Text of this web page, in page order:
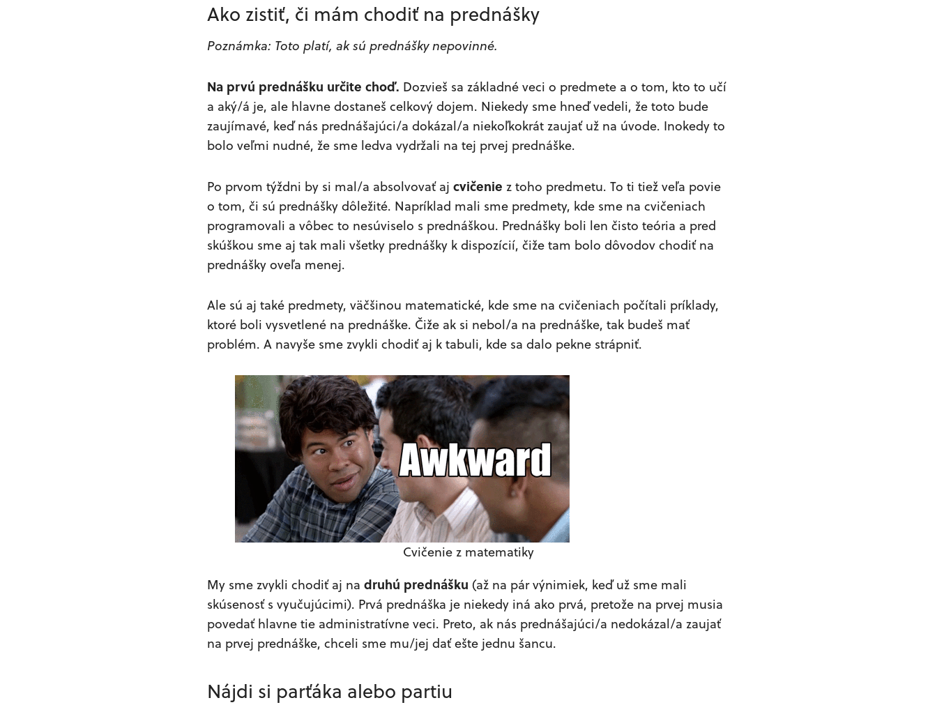
Ako zistiť, či mám chodiť na prednášky
Poznámka: Toto platí, ak sú prednášky nepovinné.
Na prvú prednášku určite choď. Dozvieš sa základné veci o predmete a o tom, kto to učí
a aký/á je, ale hlavne dostaneš celkový dojem. Niekedy sme hneď vedeli, že toto bude
zaujímavé, keď nás prednášajúci/a dokázal/a niekoľkokrát zaujať už na úvode. Inokedy to
bolo veľmi nudné, že sme ledva vydržali na tej prvej prednáške.
Po prvom týždni by si mal/a absolvovať aj cvičenie z toho predmetu. To ti tiež veľa povie
o tom, či sú prednášky dôležité. Napríklad mali sme predmety, kde sme na cvičeniach
programovali a vôbec to nesúviselo s prednáškou. Prednášky boli len čisto teória a pred
skúškou sme aj tak mali všetky prednášky k dispozícií, čiže tam bolo dôvodov chodiť na
prednášky oveľa menej.
Ale sú aj také predmety, väčšinou matematické, kde sme na cvičeniach počítali príklady,
ktoré boli vysvetlené na prednáške. Čiže ak si nebol/a na prednáške, tak budeš mať
problém. A navyše sme zvykli chodiť aj k tabuli, kde sa dalo pekne strápniť.
Cvičenie z matematiky
My sme zvykli chodiť aj na druhú prednášku (až na pár výnimiek, keď už sme mali
skúsenosť s vyučujúcimi). Prvá prednáška je niekedy iná ako prvá, pretože na prvej musia
povedať hlavne tie administratívne veci. Preto, ak nás prednášajúci/a nedokázal/a zaujať
na prvej prednáške, chceli sme mu/jej dať ešte jednu šancu.
Nájdi si parťáka alebo partiu